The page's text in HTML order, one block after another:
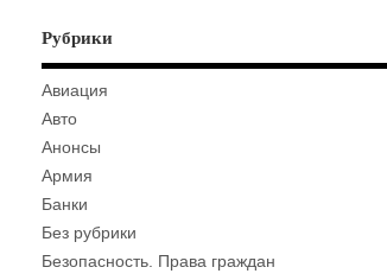
Рубрики
Авиация
Авто
Анонсы
Армия
Банки
Без рубрики
Безопасность. Права граждан